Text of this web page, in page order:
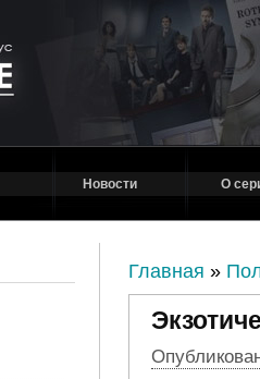
Новости О
Главная »